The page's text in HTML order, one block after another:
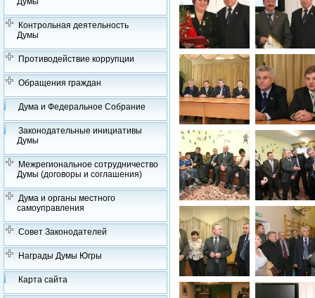
Контрольная деятельность
Думы
Противодействие коррупции
Обращения граждан
Дума и Федеральное Собрание
Законодательные инициативы
Думы
Межрегиональное сотрудничество
Думы (договоры и соглашения)
Дума и органы местного
самоуправления
Совет Законодателей
Награды Думы Югры
Карта сайта